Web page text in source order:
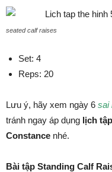
seated calf raises
Set: 4
Reps: 20
Lưu ý, hãy xem ngày 6 sai
tránh ngay áp dụng lịch
Constance nhé.
Bài tập Standing Calf